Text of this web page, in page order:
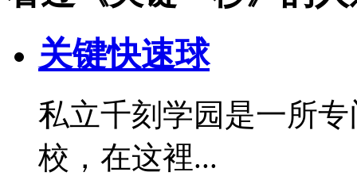
关键快速球
私立千刻学园是一所
校，在这裡...